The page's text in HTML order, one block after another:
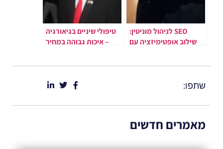
SEO לניהול מוניטין:
שילוב אופטימיזציה עם
טיפולי שיניים בגיאורגיה
– איכות גבוהה במחיר
שתפו:
מאמרים חדשים